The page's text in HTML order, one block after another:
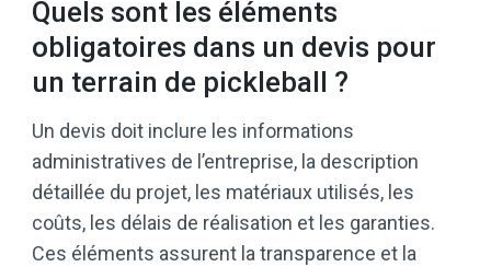
Quels sont les éléments
obligatoires dans un devis pour
un terrain de pickleball ?
Un devis doit inclure les informations
administratives de l’entreprise, la description
détaillée du projet, les matériaux utilisés, les
coûts, les délais de réalisation et les garanties.
Ces éléments assurent la transparence et la